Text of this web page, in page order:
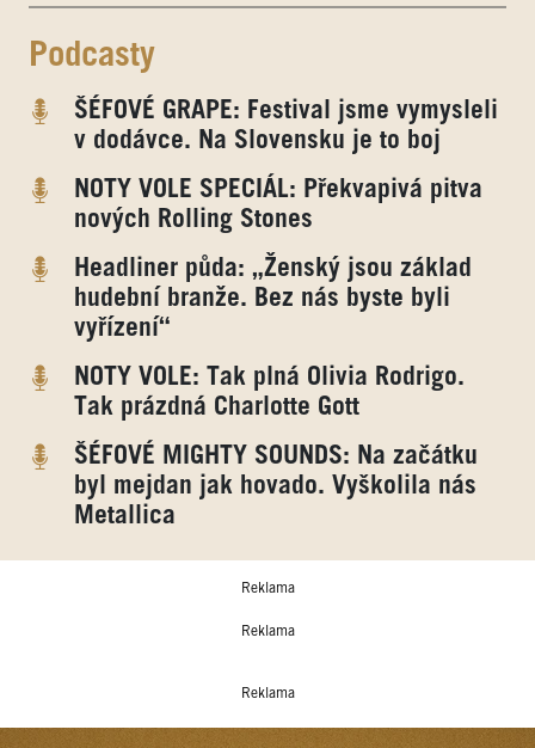
Podcasty
ŠÉFOVÉ GRAPE: Festival jsme vymysleli
v dodávce. Na Slovensku je to boj
NOTY VOLE SPECIÁL: Překvapivá pitva
nových Rolling Stones
Headliner půda: „Ženský jsou základ
hudební branže. Bez nás byste byli
vyřízení“
NOTY VOLE: Tak plná Olivia Rodrigo.
Tak prázdná Charlotte Gott
ŠÉFOVÉ MIGHTY SOUNDS: Na začátku
byl mejdan jak hovado. Vyškolila nás
Metallica
Reklama
Reklama
Reklama